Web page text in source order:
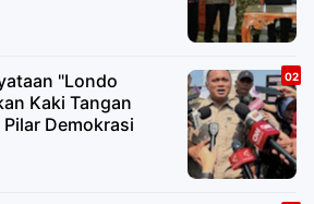
"Londo
Kaki Tangan
Demokrasi